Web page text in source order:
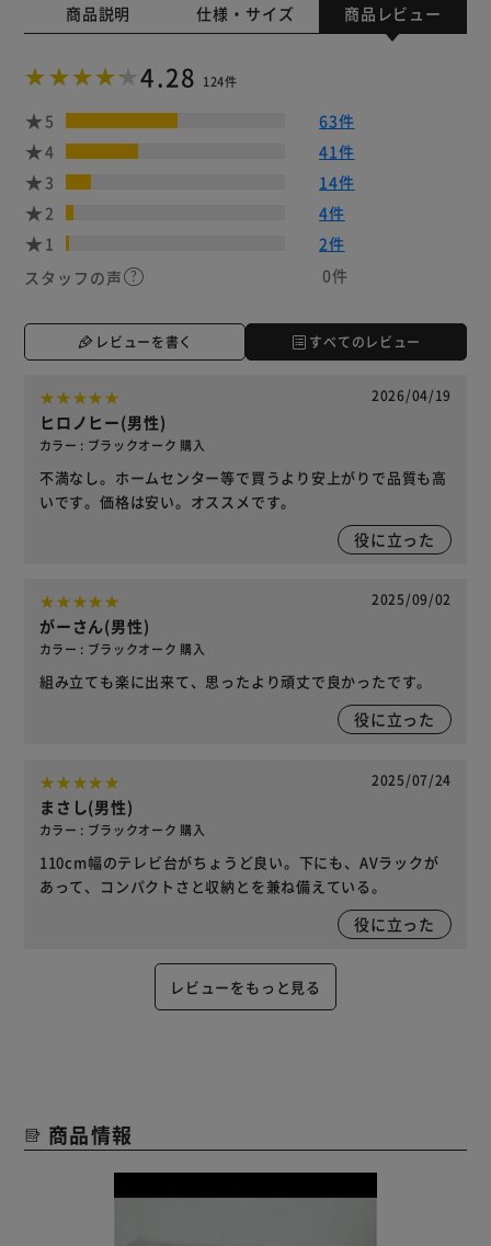
商品説明 仕様・サイズ 商品レビュー
4.28 124件
5
63件
4
41件
3
14件
2
4件
1
2件
スタッフの声
0件
レビューを書く すべてのレビュー
2026/04/19
ヒロノヒー(男性)
カラー : ブラックオーク 購入
不満なし。ホームセンター等で買うより安上がりで品質も高
いです。価格は安い。オススメです。
役に立った
2025/09/02
がーさん(男性)
カラー : ブラックオーク 購入
組み立ても楽に出来て、思ったより頑丈で良かったです。
役に立った
2025/07/24
まさし(男性)
カラー : ブラックオーク 購入
110cm幅のテレビ台がちょうど良い。下にも、AVラックが
あって、コンパクトさと収納とを兼ね備えている。
役に立った
レビューをもっと見る
商品情報